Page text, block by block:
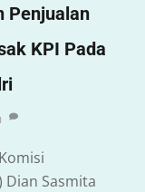
Penjualan
KPI Pada
Dian Sasmita